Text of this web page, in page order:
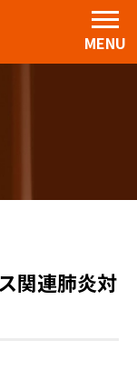
MENU
関連肺炎対